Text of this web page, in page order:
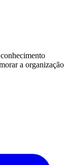
a organização